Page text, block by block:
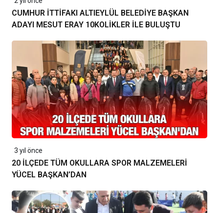
CUMHUR İTTİFAKI ALTIEYLÜL BELEDİYE BAŞKAN
ADAYI MESUT ERAY 10KOLİKLER İLE BULUŞTU
3 yıl önce
20 İLÇEDE TÜM OKULLARA SPOR MALZEMELERİ
YÜCEL BAŞKAN’DAN